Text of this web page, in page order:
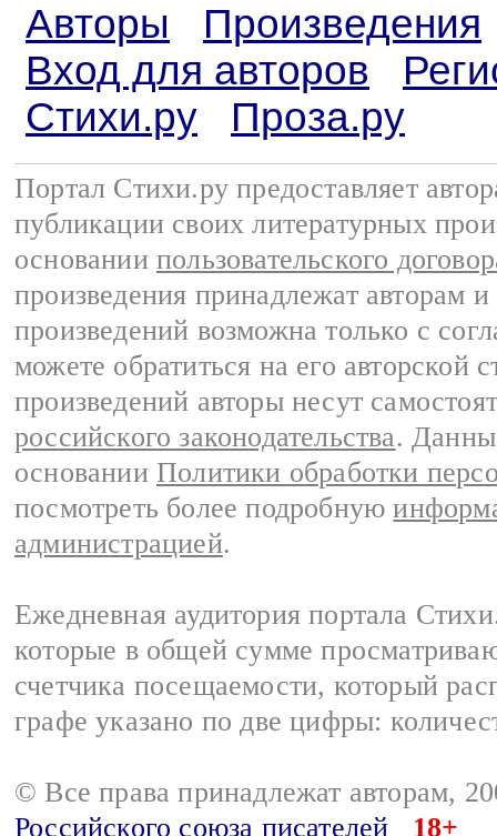
Авторы
Произведения
Вход для авторов
Стихи.ру
Проза.ру
Портал Стихи.ру предоставляет
публикации своих литературных
основании пользовательского
произведения принадлежат авторам
произведений возможна только с
можете обратиться на его авторской
произведений авторы несут
российского законодательства.
основании Политики обработки
посмотреть более подробную
администрацией.
Ежедневная аудитория портала
которые в общей сумме
счетчика посещаемости, который
графе указано по две цифры:
© Все права принадлежат авторам,
Российского союза писателей
18+